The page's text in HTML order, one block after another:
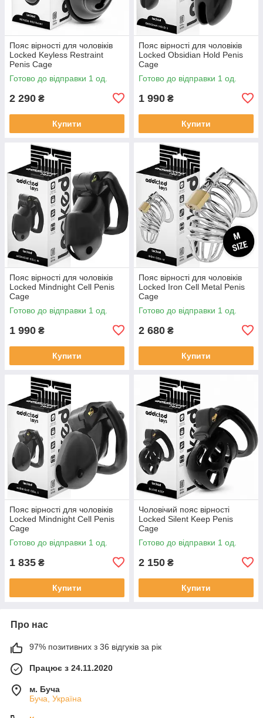
Пояс вірності для чоловіків
Locked Keyless Restraint
Penis Cage
Готово до відправки 1 од.
2 290 ₴
Купити
Пояс вірності для чоловіків
Locked Obsidian Hold Penis
Cage
Готово до відправки 1 од.
1 990 ₴
Купити
Пояс вірності для чоловіків
Locked Mindnight Cell Penis
Cage
Готово до відправки 1 од.
1 990 ₴
Купити
Пояс вірності для чоловіків
Locked Iron Cell Metal Penis
Cage
Готово до відправки 1 од.
2 680 ₴
Купити
Пояс вірності для чоловіків
Locked Mindnight Cell Penis
Cage
Готово до відправки 1 од.
1 835 ₴
Купити
Чоловічий пояс вірності
Locked Silent Keep Penis
Cage
Готово до відправки 1 од.
2 150 ₴
Купити
Про нас
97% позитивних з 36 відгуків за рік
Працює з 24.11.2020
м. Буча
Буча, Україна